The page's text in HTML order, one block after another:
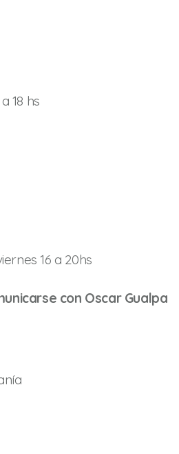
18 hs
16 a 20hs
con Oscar Gualpa